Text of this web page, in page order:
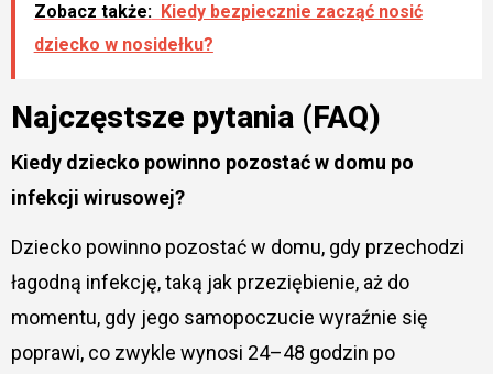
Zobacz także: Kiedy bezpiecznie zacząć nosić
dziecko w nosidełku?
Najczęstsze pytania (FAQ)
Kiedy dziecko powinno pozostać w domu po
infekcji wirusowej?
Dziecko powinno pozostać w domu, gdy przechodzi
łagodną infekcję, taką jak przeziębienie, aż do
momentu, gdy jego samopoczucie wyraźnie się
poprawi, co zwykle wynosi 24–48 godzin po